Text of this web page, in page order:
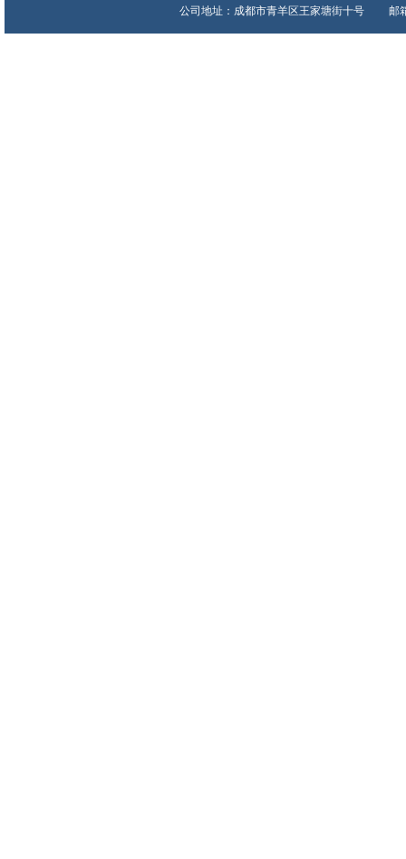
公司地址：成都市青羊区王家塘街十号 邮